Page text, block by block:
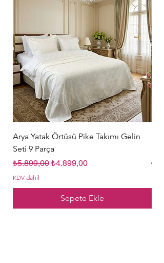
Arya Yatak Örtüsü Pike Takımı Gelin
Seti 9 Parça
Normal Fiyat
₺5.899,00 İndirimli Fiyat
₺4.899,00
KDV dahil
Sepete Ekle